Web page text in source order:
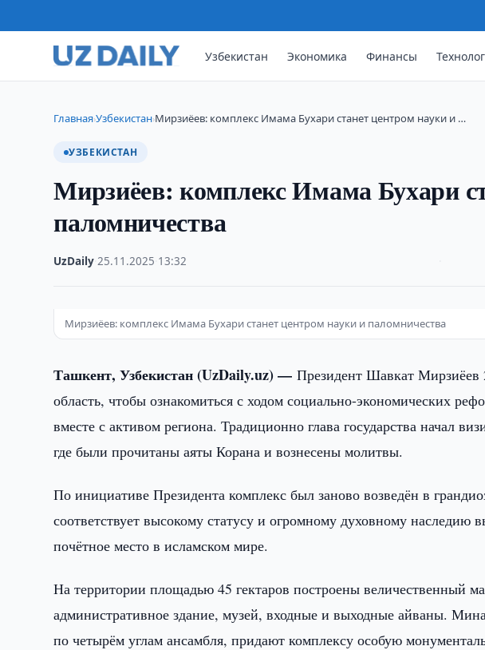
Узбекистан Экономика Финансы
Главная›Узбекистан›Мирзиёев: комплекс Имама Бухари станет центром науки и …
УЗБЕКИСТАН
Мирзиёев: комплекс Имама Бухари
паломничества
UzDaily ·25.11.2025 13:32
Мирзиёев: комплекс Имама Бухари станет центром науки и паломничества
Ташкент, Узбекистан (UzDaily.uz) —Президент Шавкат
область, чтобы ознакомиться с ходом социально-экономических
вместе с активом региона. Традиционно глава государства начал
где были прочитаны аяты Корана и вознесены молитвы.
По инициативе Президента комплекс был заново возведён в
соответствует высокому статусу и огромному духовному
почётное место в исламском мире.
На территории площадью 45 гектаров построены величественный
административное здание, музей, входные и выходные айваны.
по четырём углам ансамбля, придают комплексу особую